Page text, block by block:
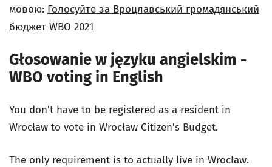
мовою: Голосуйте за Вроцлавський громадянський
бюджет WBO 2021
Głosowanie w języku angielskim -
WBO voting in English
You don't have to be registered as a resident in
Wrocław to vote in Wrocław Citizen's Budget.
The only requirement is to actually live in Wrocław.